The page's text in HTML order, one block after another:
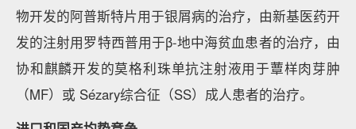
物开发的阿普斯特片用于银屑病的治疗，由新基医药开
发的注射用罗特西普用于β-地中海贫血患者的治疗，由
协和麒麟开发的莫格利珠单抗注射液用于蕈样肉芽肿
（MF）或 Sézary综合征（SS）成人患者的治疗。